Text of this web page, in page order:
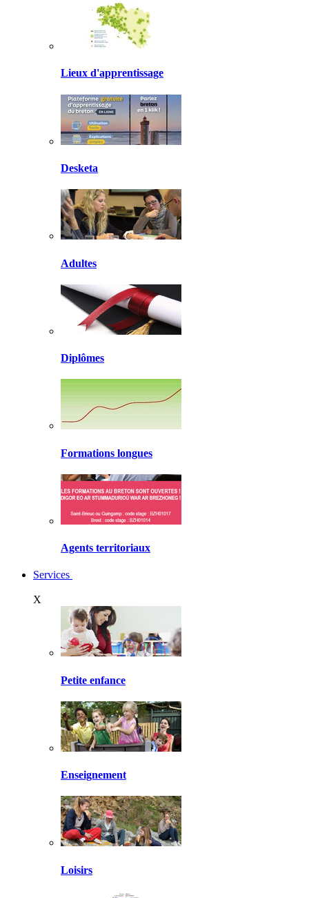
Lieux d'apprentissage
Desketa
Adultes
Diplômes
Formations longues
Agents territoriaux
Services
X
Petite enfance
Enseignement
Loisirs